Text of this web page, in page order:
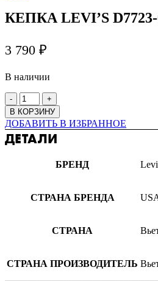
КЕПКА LEVI’S D7723-
3 790 ₽
В наличии
В КОРЗИНУ
ДОБАВИТЬ В ИЗБРАННОЕ
ДЕТАЛИ
БРЕНД
СТРАНА БРЕНДА
СТРАНА
СТРАНА ПРОИЗВОДИТЕЛЬ